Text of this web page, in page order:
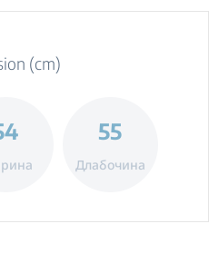
(cm)
55
Длабочина